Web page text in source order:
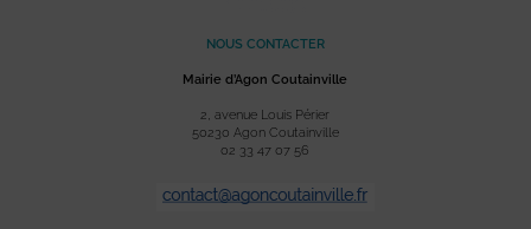
NOUS CONTACTER
Mairie d’Agon Coutainville
2, avenue Louis Périer
50230 Agon Coutainville
02 33 47 07 56